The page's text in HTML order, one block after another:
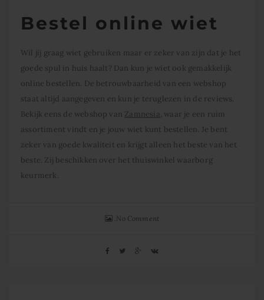
Bestel online wiet
Wil jij graag wiet gebruiken maar er zeker van zijn dat je het
goede spul in huis haalt? Dan kun je wiet ook gemakkelijk
online bestellen. De betrouwbaarheid van een webshop
staat altijd aangegeven en kun je teruglezen in de reviews.
Bekijk eens de webshop van Zamnesia, waar je een ruim
assortiment vindt en je jouw wiet kunt bestellen. Je bent
zeker van goede kwaliteit en krijgt alleen het beste van het
beste. Zij beschikken over het thuiswinkel waarborg
keurmerk.
No Comment